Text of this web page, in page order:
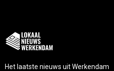
Het laatste nieuws uit Werkendam